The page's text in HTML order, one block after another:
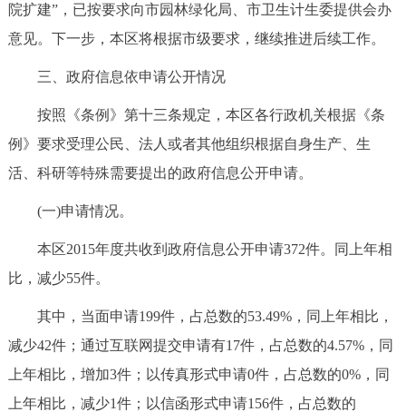
院扩建”，已按要求向市园林绿化局、市卫生计生委提供会办
意见。下一步，本区将根据市级要求，继续推进后续工作。
三、政府信息依申请公开情况
按照《条例》第十三条规定，本区各行政机关根据《条
例》要求受理公民、法人或者其他组织根据自身生产、生
活、科研等特殊需要提出的政府信息公开申请。
(一)申请情况。
本区2015年度共收到政府信息公开申请372件。同上年相
比，减少55件。
其中，当面申请199件，占总数的53.49%，同上年相比，
减少42件；通过互联网提交申请有17件，占总数的4.57%，同
上年相比，增加3件；以传真形式申请0件，占总数的0%，同
上年相比，减少1件；以信函形式申请156件，占总数的